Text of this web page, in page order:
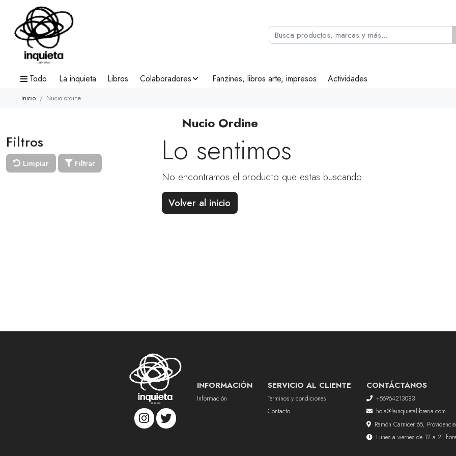
Todo La inquieta Libros Colaboradores Fanzines, libros arte, impresos Actividades
Inicio Nucio ordine
Nucio Ordine
Filtros
Limpiar Filtrar Lo sentimos
No encontramos el producto que estas buscando
Volver al inicio
INFORMACIÓN
Información
SERVICIO AL CLIENTE
Terminos y condiciones
Contacto
CONTÁCTANOS
+56964213083
hola@lainquietalibreria.com
Ramón Carnicer 65,
Lunes a viernes de 12 a 21